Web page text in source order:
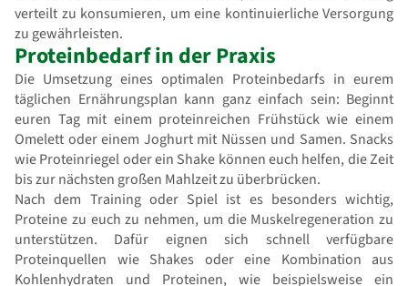
verteilt zu konsumieren, um eine kontinuierliche Versorgung
zu gewährleisten.
Proteinbedarf in der Praxis
Die Umsetzung eines optimalen Proteinbedarfs in eurem
täglichen Ernährungsplan kann ganz einfach sein: Beginnt
euren Tag mit einem proteinreichen Frühstück wie einem
Omelett oder einem Joghurt mit Nüssen und Samen. Snacks
wie Proteinriegel oder ein Shake können euch helfen, die Zeit
bis zur nächsten großen Mahlzeit zu überbrücken.
Nach dem Training oder Spiel ist es besonders wichtig,
Proteine zu euch zu nehmen, um die Muskelregeneration zu
unterstützen. Dafür eignen sich schnell verfügbare
Proteinquellen wie Shakes oder eine Kombination aus
Kohlenhydraten und Proteinen, wie beispielsweise ein